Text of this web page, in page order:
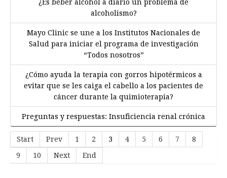
¿Es beber alcohol a diario un problema de
alcoholismo?
Mayo Clinic se une a los Institutos Nacionales de
Salud para iniciar el programa de investigación
“Todos nosotros”
¿Cómo ayuda la terapia con gorros hipotérmicos a
evitar que se les caiga el cabello a los pacientes de
cáncer durante la quimioterapia?
Preguntas y respuestas: Insuficiencia renal crónica
Start Prev 1 2 3 4 5 6 7
8
9
10 Next End